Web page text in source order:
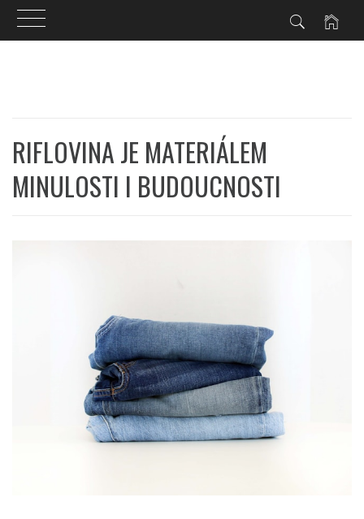
RIFLOVINA JE MATERIÁLEM
MINULOSTI I BUDOUCNOSTI